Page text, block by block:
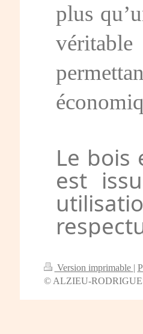
plus
véritable
Le bois
est
Version imprimable |
© ALZIEU-